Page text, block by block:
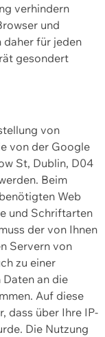
verhindern
und
daher für jeden
gesondert
von
von der Google
St, Dublin, D04
Beim
Web
und Schriftarten
der von Ihnen
Servern von
zu einer
an die
Auf diese
dass über Ihre IP-
Die Nutzung